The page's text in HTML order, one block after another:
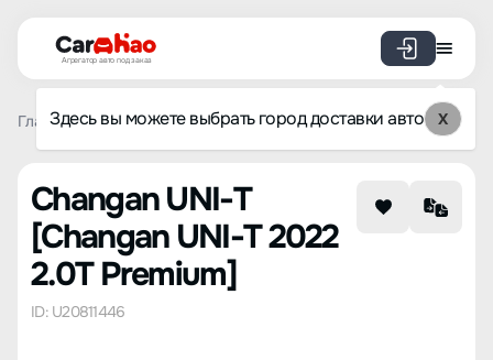
Агрегатор авто под заказ
Здесь вы можете выбрать город доставки авто X
Главная Список брендов Changan UNI-T Changan
Changan UNI-T
[Changan UNI-T 2022
2.0T Premium]
ID: U20811446